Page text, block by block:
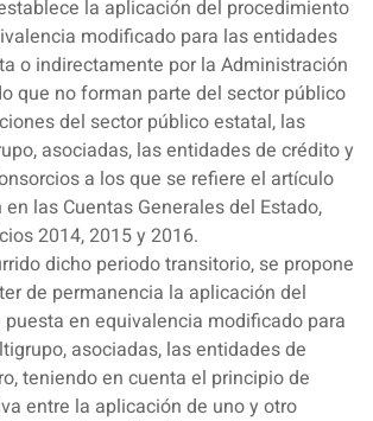
la aplicación del procedimiento
modificado para las entidades
o indirectamente por la Administración
que no forman parte del sector público
del sector público estatal, las
asociadas, las entidades de crédito y
a los que se refiere el artículo
las Cuentas Generales del Estado,
2014, 2015 y 2016.
dicho periodo transitorio, se propone
de permanencia la aplicación del
en equivalencia modificado para
asociadas, las entidades de
teniendo en cuenta el principio de
entre la aplicación de uno y otro